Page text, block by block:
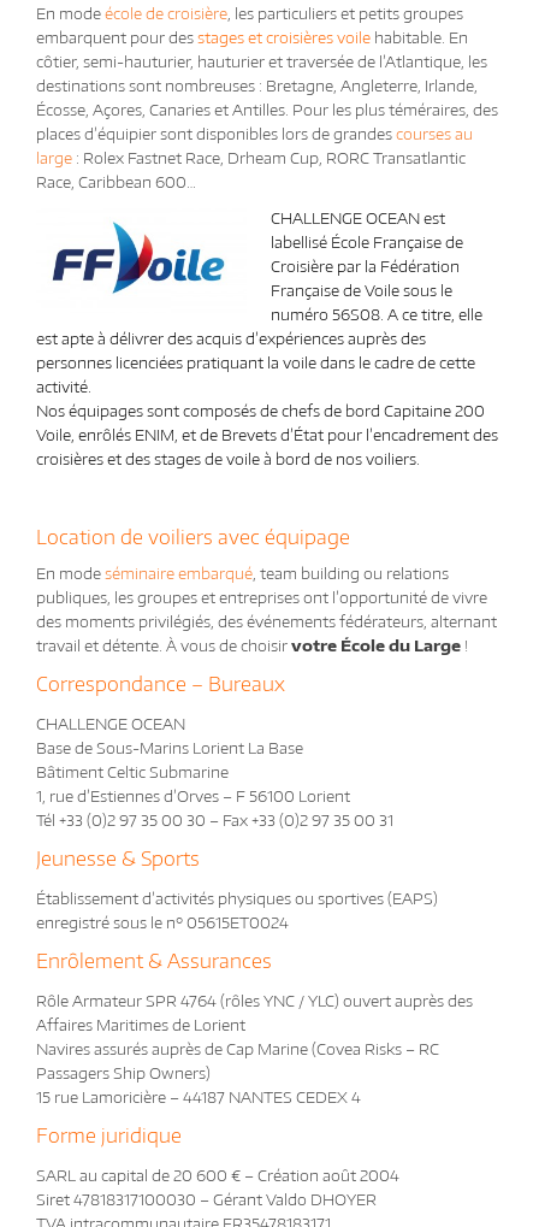
En modeécole de croisière , les particuliers et petits groupes
embarquent pour desstages et croisières voile habitable. En
côtier, semi-hauturier, hauturier et traversée de l’Atlantique, les
destinations sont nombreuses : Bretagne, Angleterre, Irlande,
Écosse, Açores, Canaries et Antilles. Pour les plus téméraires, des
places d’équipier sont disponibles lors de grandescourses au
large : Rolex Fastnet Race, Drheam Cup, RORC Transatlantic
Race, Caribbean 600…
CHALLENGE OCEAN est
labellisé École Française de
Croisière par la Fédération
Française de Voile sous le
numéro 56S08. A ce titre, elle
est apte à délivrer des acquis d’expériences auprès des
personnes licenciées pratiquant la voile dans le cadre de cette
activité.
Noséquipages sont composés de chefs de bord Capitaine 200
Voile, enrôlés ENIM, et de Brevets d’État pour l’encadrement des
croisières et des stages de voile à bord de nos voiliers.
Location de voiliers avec équipage
En modeséminaire embarqué , team building ou relations
publiques, les groupes et entreprises ont l’opportunité de vivre
des moments privilégiés, des événements fédérateurs, alternant
travail et détente. À vous de choisirvotre École du Large !
Correspondance – Bureaux
CHALLENGE OCEAN
Basede Sous-Marins Lorient La Base
Bâtiment Celtic Submarine
1, rue d’Estiennes d’Orves – F 56100 Lorient
Tél +33 (0)2 97 35 00 30 – Fax +33 (0)2 97 35 00 31
Jeunesse & Sports
Établissement d’activités physiques ou sportives (EAPS)
enregistré sous le n° 05615ET0024
Enrôlement & Assurances
Rôle Armateur SPR 4764 (rôles YNC / YLC) ouvert auprès des
Affaires Maritimes de Lorient
Navires assurés auprès de Cap Marine (Covea Risks – RC
Passagers Ship Owners)
15 rue Lamoricière – 44187 NANTES CEDEX 4
Forme juridique
SARL au capital de 20 600 € – Création août 2004
Siret 47818317100030 – Gérant Valdo DHOYER